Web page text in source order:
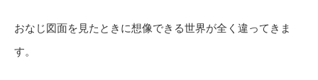
おなじ図面を見たときに想像できる世界が全く違ってきま
す。